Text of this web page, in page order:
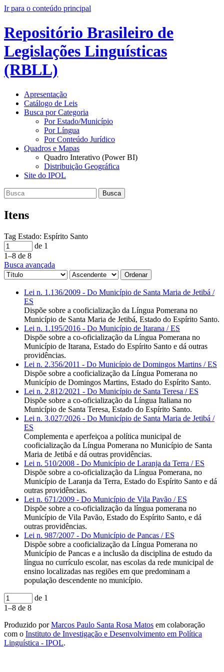
Ir para o conteúdo principal
Repositório Brasileiro de
Legislações Linguísticas
(RBLL)
Apresentação
Catálogo de Leis
Busca por Categoria
Por Estado/Município
Por Língua
Por Conteúdo Jurídico
Quadros e Mapas
Quadro Interativo (Power BI)
Distribuição Geográfica
Site do IPOL
Busca
Itens
Tag Estado: Espírito Santo
de 1
1–8 de 8
Busca avançada
Ordenar
Lei n. 1.136/2009 - Do Município de Santa Maria de Jetibá /
ES
Dispõe sobre a cooficialização da Língua Pomerana no
Município de Santa Maria de Jetibá, Estado do Espírito Santo.
Lei n. 1.195/2016 - Do Município de Itarana / ES
Dispõe sobre a co-oficialização da Língua Pomerana no
Município de Itarana, Estado do Espírito Santo e dá outras
providências.
Lei n. 2.356/2011 - Do Município de Domingos Martins / ES
Dispõe sobre a cooficialização da Língua Pomerana no
Município de Domingos Martins, Estado do Espírito Santo.
Lei n. 2.812/2021 - Do Município de Santa Teresa / ES
Dispõe sobre a co-oficialização da Língua Italiana no
Município de Santa Teresa, Estado do Espírito Santo.
Lei n. 3.027/2026 - Do Município de Santa Maria de Jetibá /
ES
Complementa e aperfeiçoa a política municipal de
cooficialização da Língua Pomerana no Município de Santa
Maria de Jetibá e dá outras providências.
Lei n. 510/2008 - Do Município de Laranja da Terra / ES
Dispõe sobre a co-oficialização da Língua Pomerana, no
Município de Laranja da Terra, Estado do Espírito Santo e dá
outras providências.
Lei n. 671/2009 - Do Município de Vila Pavão / ES
Dispõe sobre a co-oficialização da língua pomerana no
Município de Vila Pavão, Estado do Espírito Santo, e dá
outras providências.
Lei n. 987/2007 - Do Município de Pancas / ES
Dispõe sobre a cooficialização da Língua Pomerana no
Município de Pancas e a inclusão da disciplina de estudo da
língua no currículo escolar, nas escolas da rede municipal de
ensino localizadas nas regiões em que predominam a
população descendente no município.
de 1
1–8 de 8
Produzido porMarcos Paulo Santa Rosa Matos em colaboração
com o Instituto de Investigação e Desenvolvimento em Política
Linguística - IPOL.